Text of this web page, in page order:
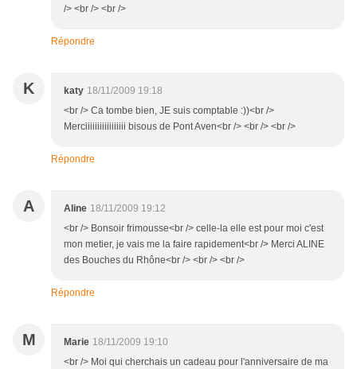
/> <br /> <br />
Répondre
K katy 18/11/2009 19:18
<br /> Ca tombe bien, JE suis comptable :))<br />
Merciiiiiiiiiiiiiiiii bisous de Pont Aven<br /> <br /> <br />
Répondre
A Aline 18/11/2009 19:12
<br /> Bonsoir frimousse<br /> celle-la elle est pour moi c'est
mon metier, je vais me la faire rapidement<br /> Merci ALINE
des Bouches du Rhône<br /> <br /> <br />
Répondre
M Marie 18/11/2009 19:10
<br /> Moi qui cherchais un cadeau pour l'anniversaire de ma